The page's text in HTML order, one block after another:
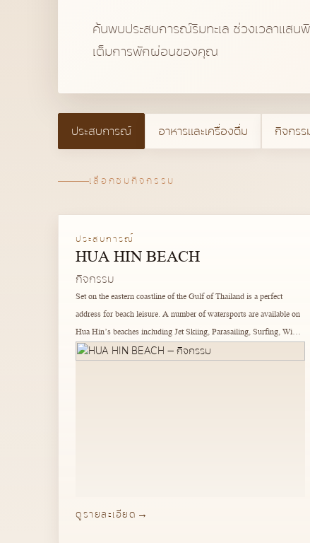
ค้นพบประสบการณ์ริมทะเล ช่วงเวลาแส
เต็มการพักผ่อนของคุณ
ประสบการณ์ อาหารและเครื่องดื่ม กิจกร
เลือกชมกิจกรรม
รายการประสบการณ์
ประสบการณ์
HUA HIN BEACH
กิจกรรม
Set on the eastern coastline of the Gulf of Thailand is a perfect
address for beach leisure. A number of watersports are available on
Hua Hin’s beaches including Jet Skiing, Parasailing, Surfing, Wind
Surfing, Body Boarding, Water Skiing, Kite Surfing, Banana Boats,
ดูรายละเอียด